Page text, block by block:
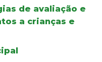
de avaliação e
a crianças e